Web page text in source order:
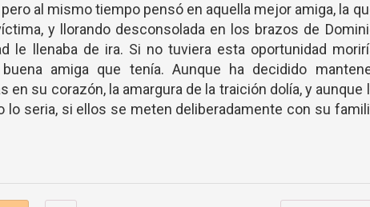
al mismo tiempo pensó en aquella mejor amiga, la
y llorando desconsolada en los brazos de
le llenaba de ira. Si no tuviera esta oportunidad
amiga que tenía. Aunque ha decidido
en su corazón, la amargura de la traición dolía, y aunque
lo seria, si ellos se meten deliberadamente con su